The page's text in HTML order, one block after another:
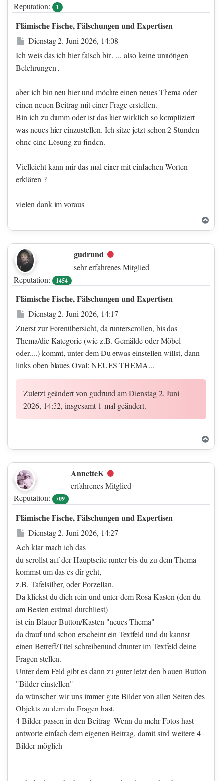
Reputation:
1
Flämische Fische, Fälschungen und Expertisen
Beitrag
Dienstag 2. Juni 2026, 14:08
Ich weis das ich hier falsch bin, ... also keine unnötigen
Belehrungen ,
aber ich bin neu hier und möchte einen neues Thema oder
einen neuen Beitrag mit einer Frage erstellen.
Bin ich zu dumm oder ist das hier wirklich so kompliziert
was neues hier einzustellen. Ich sitze jetzt schon 2 Stunden
ohne eine Lösung zu finden.
Vielleicht kann mir das mal einer mit einfachen Worten
erklären ?
vielen dank im voraus
gudrund Offline
sehr erfahrenes Mitglied
Reputation:
1454
Flämische Fische, Fälschungen und Expertisen
Beitrag
Dienstag 2. Juni 2026, 14:17
Zuerst zur Forenübersicht, da runterscrollen, bis das
Thema/die Kategorie (wie z.B. Gemälde oder Möbel
oder....) kommt, unter dem Du etwas einstellen willst, dann
links oben blaues Oval: NEUES THEMA...
Zuletzt geändert von gudrundam Dienstag 2. Juni
2026, 14:32, insgesamt 1-mal geändert.
AnnetteK Offline
erfahrenes Mitglied
Reputation:
709
Flämische Fische, Fälschungen und Expertisen
Beitrag
Dienstag 2. Juni 2026, 14:27
Ach klar mach ich das
du scrollst auf der Hauptseite runter bis du zu dem Thema
kommst um das es dir geht,
z.B. Tafelsilber, oder Porzellan.
Da klickst du dich rein und unter dem Rosa Kasten (den du
am Besten erstmal durchliest)
ist ein Blauer Button/Kasten "neues Thema"
da drauf und schon erscheint ein Textfeld und du kannst
einen Betreff/Titel schreibenund drunter im Textfeld deine
Fragen stellen.
Unter dem Feld gibt es dann zu guter letzt den blauen Button
"Bilder einstellen"
da wünschen wir uns immer gute Bilder von allen Seiten des
Objekts zu dem du Fragen hast.
4 Bilder passen in den Beitrag. Wenn du mehr Fotos hast
antworte einfach dem eigenen Beitrag, damit sind weitere 4
Bilder möglich
-----